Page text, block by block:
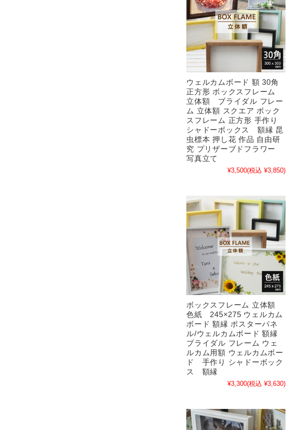
ウェルカムボード 額 30角
正方形 ボックスフレーム
立体額 ブライダル フレー
ム 立体額 スクエア ボック
スフレーム 正方形 手作り
シャドーボックス 額縁 昆
虫標本 押し花 作品 自由研
究 プリザーブドフラワー
写真立て
¥3,500(税込 ¥3,850)
ボックスフレーム 立体額
色紙 245×275 ウェルカム
ボード 額縁 ポスターパネ
ル/ウェルカムボード 額縁
ブライダル フレーム ウェ
ルカム用額 ウェルカムボー
ド 手作り シャドーボック
ス 額縁
¥3,300(税込 ¥3,630)